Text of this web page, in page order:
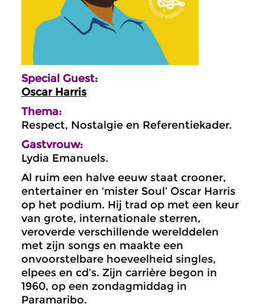
Special Guest:
Oscar Harris
Thema:
Respect, Nostalgie en Referentiekader.
Gastvrouw:
Lydia Emanuels.
Al ruim een halve eeuw staat crooner,
entertainer en ‘mister Soul’ Oscar Harris
op het podium. Hij trad op met een keur
van grote, internationale sterren,
veroverde verschillende werelddelen
met zijn songs en maakte een
onvoorstelbare hoeveelheid singles,
elpees en cd’s. Zijn carrière begon in
1960, op een zondagmiddag in
Paramaribo.